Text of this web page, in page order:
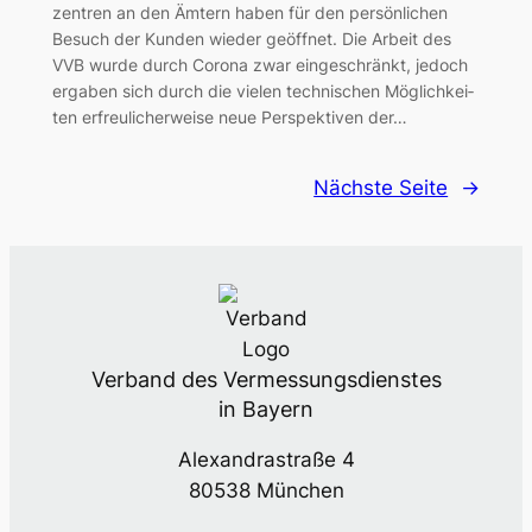
zen­tren an den Ämtern haben für den per­sön­li­chen
Besuch der Kun­den wie­der geöff­net. Die Arbeit des
VVB wur­de durch Coro­na zwar ein­ge­schränkt, jedoch
erga­ben sich durch die vie­len tech­ni­schen Mög­lich­kei­
ten erfreu­li­cher­wei­se neue Per­spek­ti­ven der…
Nächste Seite →
Verband des Vermessungsdienstes
in Bayern
Alexandrastraße 4
80538 München